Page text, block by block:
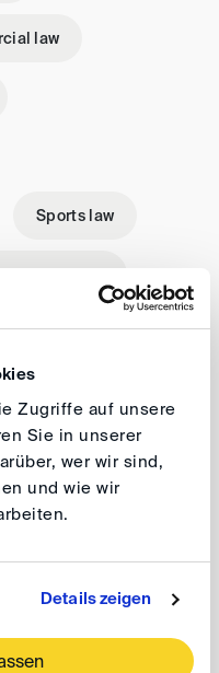
Zugriffe auf unsere
Sie in unserer
wer wir sind,
und wie wir
Details zeigen
law
Sports law
und der
of Law
(Dissertation zum
US-Recht an der UGA